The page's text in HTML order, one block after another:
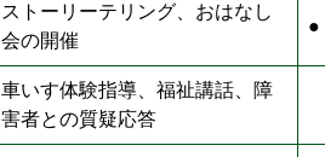
ストーリーテリング、おはなし
会の開催
●
車いす体験指導、福祉講話、障
害者との質疑応答